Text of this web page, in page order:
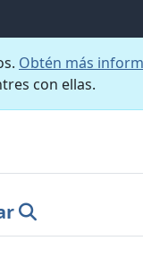
Obtén más
con ellas.